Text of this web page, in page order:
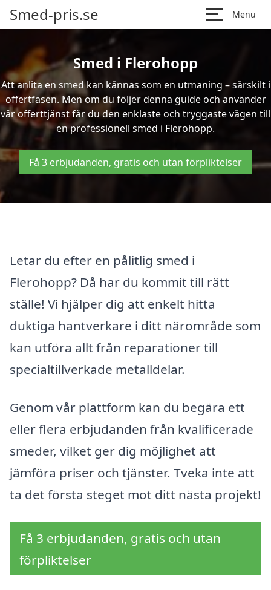
Smed-pris.se Menu
Smed i Flerohopp
Att anlita en smed kan kännas som en utmaning – särskilt i
offertfasen. Men om du följer denna guide och använder
vår offerttjänst får du den enklaste och tryggaste vägen till
en professionell smed i Flerohopp.
Få 3 erbjudanden, gratis och utan förpliktelser
Letar du efter en pålitlig smed i
Flerohopp? Då har du kommit till rätt
ställe! Vi hjälper dig att enkelt hitta
duktiga hantverkare i ditt närområde som
kan utföra allt från reparationer till
specialtillverkade metalldelar.
Genom vår plattform kan du begära ett
eller flera erbjudanden från kvalificerade
smeder, vilket ger dig möjlighet att
jämföra priser och tjänster. Tveka inte att
ta det första steget mot ditt nästa projekt!
Få 3 erbjudanden, gratis och utan
förpliktelser